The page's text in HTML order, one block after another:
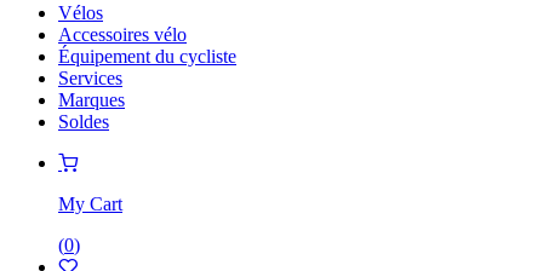
Vélos
Accessoires vélo
Équipement du cycliste
Services
Marques
Soldes
My Cart
(0)